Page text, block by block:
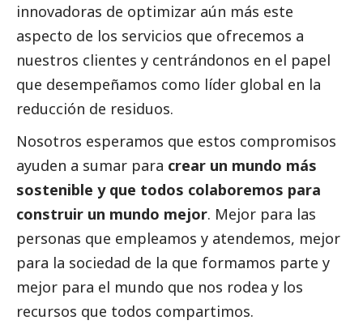
innovadoras de optimizar aún más este
aspecto de los servicios que ofrecemos a
nuestros clientes y centrándonos en el papel
que desempeñamos como líder global en la
reducción de residuos.
Nosotros esperamos que estos compromisos
ayuden a sumar para crear un mundo más
sostenible y que todos colaboremos para
construir un mundo mejor. Mejor para las
personas que empleamos y atendemos, mejor
para la sociedad de la que formamos parte y
mejor para el mundo que nos rodea y los
recursos que todos compartimos.